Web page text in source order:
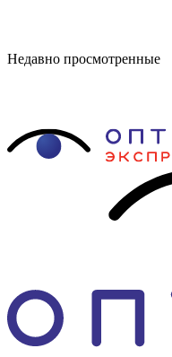
Недавно просмотренные